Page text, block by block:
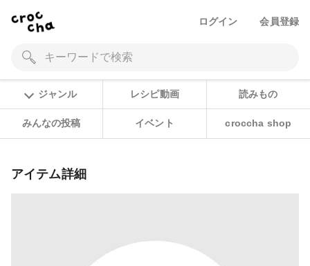
ログイン 会員登録
ジャンル レシピ動画 読みもの
みんなの投稿 イベント croccha shop
アイテム詳細